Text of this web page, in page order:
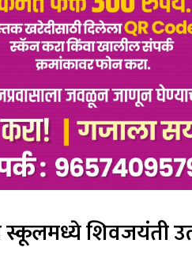
शिवजयंती